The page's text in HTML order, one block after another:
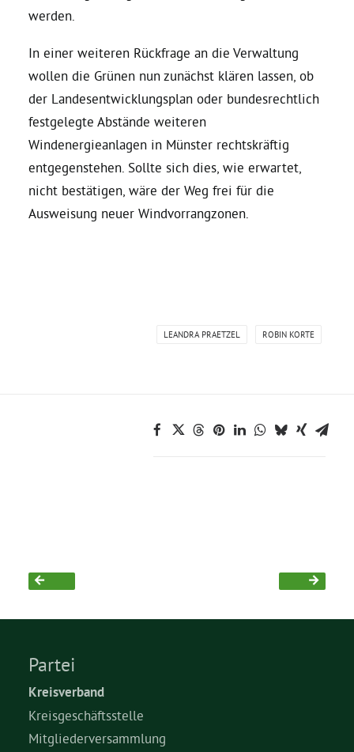
Aktuelles
werden.
In einer weiteren Rückfrage an die Verwaltung
wollen die Grünen nun zunächst klären lassen, ob
der Landesentwicklungsplan oder bundesrechtlich
festgelegte Abstände weiteren
Windenergieanlagen in Münster rechtskräftig
entgegenstehen. Sollte sich dies, wie erwartet,
nicht bestätigen, wäre der Weg frei für die
Ausweisung neuer Windvorrangzonen.
LEANDRA PRAETZEL ROBIN KORTE
Partei
Kreisverband
Kreisgeschäftsstelle
Mitgliederversammlung